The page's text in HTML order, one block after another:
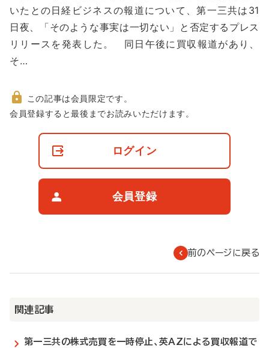
移
いたとの日経ビジネスの報道について、第一三共は31
日夜、「そのような事実は一切ない」と否定するプレス
リリースを発表した。 同日午後に買収報道があり、
そ…
非
この記事は会員限定です。
会員登録すると最後までお読みいただけます。
ログイン
会員登録
前のページに戻る
関連記事
第一三共の株式売買を一時停止、英AZによる買収報道で